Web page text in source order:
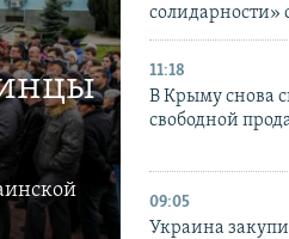
солидарности»
11:18
В Крыму снова
свободной
09:05
Украина